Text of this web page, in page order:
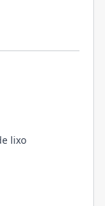
lixo